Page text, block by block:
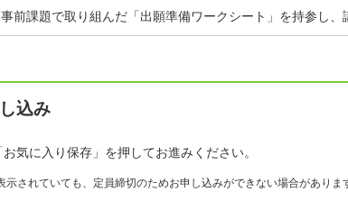
事前課題で取り組んだ「出願準備ワークシート」を持参し、
込み
気に入り保存」を押してお進みください。
示されていても、定員締切のためお申し込みができない場合がありま